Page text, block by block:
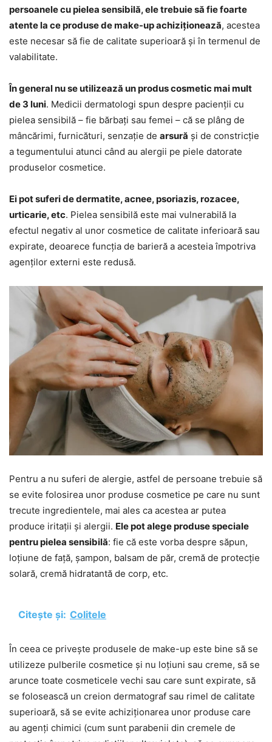
persoanele cu pielea sensibilă, ele trebuie să fie foarte
atente la ce produse de make-up achiziționează, acestea
este necesar să fie de calitate superioară și în termenul de
valabilitate.
În general nu se utilizează un produs cosmetic mai mult
de 3 luni. Medicii dermatologi spun despre pacienții cu
pielea sensibilă – fie bărbați sau femei – că se plâng de
mâncărimi, furnicături, senzație de arsură și de constricție
a tegumentului atunci când au alergii pe piele datorate
produselor cosmetice.
Ei pot suferi de dermatite, acnee, psoriazis, rozacee,
urticarie, etc. Pielea sensibilă este mai vulnerabilă la
efectul negativ al unor cosmetice de calitate inferioară sau
expirate, deoarece funcția de barieră a acesteia împotriva
agenților externi este redusă.
Pentru a nu suferi de alergie, astfel de persoane trebuie să
se evite folosirea unor produse cosmetice pe care nu sunt
trecute ingredientele, mai ales ca acestea ar putea
produce iritații și alergii. Ele pot alege produse speciale
pentru pielea sensibilă: fie că este vorba despre săpun,
loțiune de față, șampon, balsam de păr, cremă de protecție
solară, cremă hidratantă de corp, etc.
Citește și: Colitele
În ceea ce privește produsele de make-up este bine să se
utilizeze pulberile cosmetice și nu loțiuni sau creme, să se
arunce toate cosmeticele vechi sau care sunt expirate, să
se folosească un creion dermatograf sau rimel de calitate
superioară, să se evite achiziționarea unor produse care
au agenți chimici (cum sunt parabenii din cremele de